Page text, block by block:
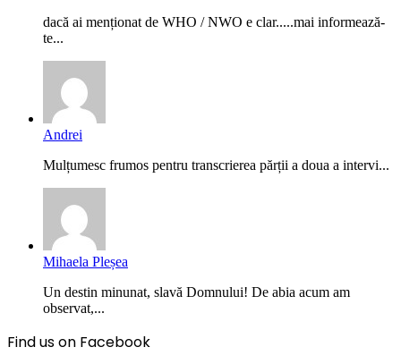
dacă ai menționat de WHO / NWO e clar.....mai informează-
te...
Andrei
Mulțumesc frumos pentru transcrierea părții a doua a intervi...
Mihaela Pleșea
Un destin minunat, slavă Domnului! De abia acum am
observat,...
Find us on Facebook